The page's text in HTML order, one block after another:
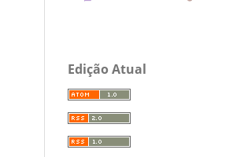
Edição Atual